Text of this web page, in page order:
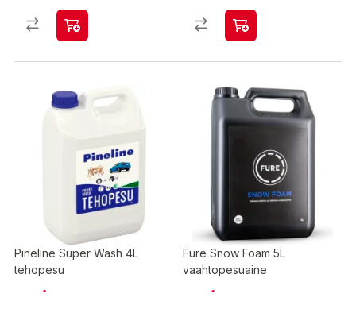
Pineline Super Wash 4L
tehopesu
Fure Snow Foam 5L
vaahtopesuaine